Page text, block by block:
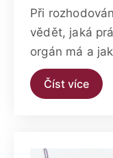
Při
vědět, jaká
orgán má a
Číst více